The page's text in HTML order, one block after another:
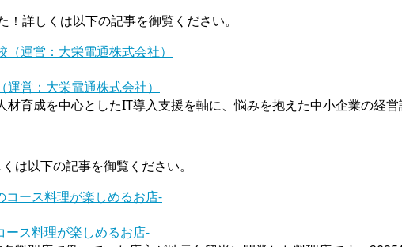
詳しくは以下の記事を御覧ください。
営：大栄電通株式会社）
育成を中心としたIT導入支援を軸に、悩みを抱えた中小企業の経
は以下の記事を御覧ください。
ス料理が楽しめるお店-